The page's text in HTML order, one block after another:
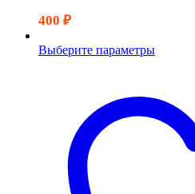
400 ₽
Выберите параметры